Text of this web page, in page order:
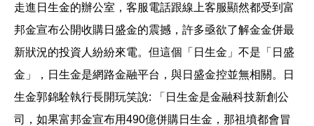
走進日生金的辦公室，客服電話跟線上客服顯然都受到富
邦金宣布公開收購日盛金的震撼，許多亟欲了解金金併最
新狀況的投資人紛紛來電。但這個「日生金」不是「日盛
金」，日生金是網路金融平台，與日盛金控並無相關。日
生金郭錦駩執行長開玩笑說: 「日生金是金融科技新創公
司，如果富邦金宣布用490億併購日生金，那祖墳都會冒